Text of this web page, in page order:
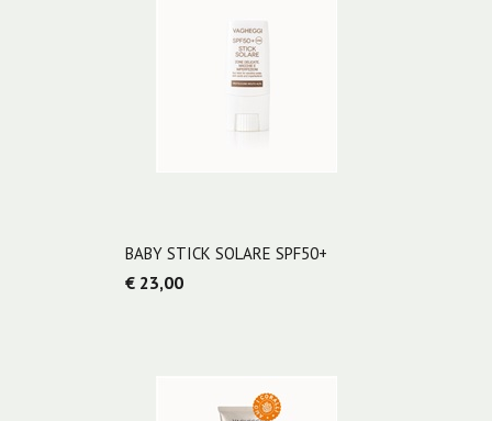
BABY STICK SOLARE SPF50+
€ 23,00